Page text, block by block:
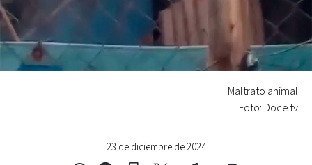
23 de diciembre de 2024
Maltrato animal
Foto: Doce.tv